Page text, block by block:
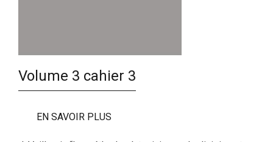
Volume 3 cahier 3
EN SAVOIR PLUS